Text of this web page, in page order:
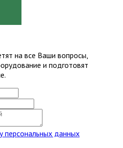
на все Ваши вопросы,
и подготовят
персональных данных